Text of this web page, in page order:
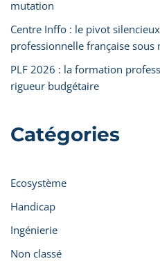
mutation
Centre Inffo : le pivot
professionnelle française sous
PLF 2026 : la formation
rigueur budgétaire
Catégories
Ecosystème
Handicap
Ingénierie
Non classé